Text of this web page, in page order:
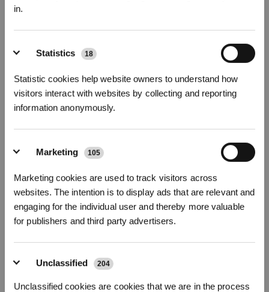
in.
Statistics 18
Statistic cookies help website owners to understand how
visitors interact with websites by collecting and reporting
information anonymously.
Marketing 105
Marketing cookies are used to track visitors across
websites. The intention is to display ads that are relevant and
engaging for the individual user and thereby more valuable
for publishers and third party advertisers.
Unclassified 204
Unclassified cookies are cookies that we are in the process
Staubsaugerrobotern und anderen intelligenten
Haushaltsprodukten spezialisiert. Unsere Produktpalette umfasst
Modelle für jeden Geldbeutel. Und wir sind ständig auf der Suche
den ECOVACS DEEBOT auf dem Markt auszeichnen.
Wischbezügen
Um ein völlig freihändiges Reinigungserlebnis zu erreichen, sind
neuere ECOVACS DEEBOTs, zum Beispiel der DEEBOT X1 OMNI
mit der All-in-One OMNI-Station ausgestattet. Sie trennt sauberes
Wasser vom Abwasser, ermöglicht das automatische Waschen und
Trocknen der Wischbezüge und füllt selbstständig sauberes
Wasser nach.
* Registrieren und Belohnungen sichern
*Neu registrierte Benutzer können 3000 Punkte verwenden, um einen Rabatt von 30
€ auf ihre erste Bestellung zu erhalten, wenn die Zahlung 1000 € überschreitet.